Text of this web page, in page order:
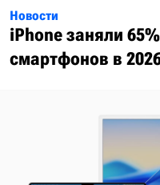
Новости
iPhone заняли
смартфонов в